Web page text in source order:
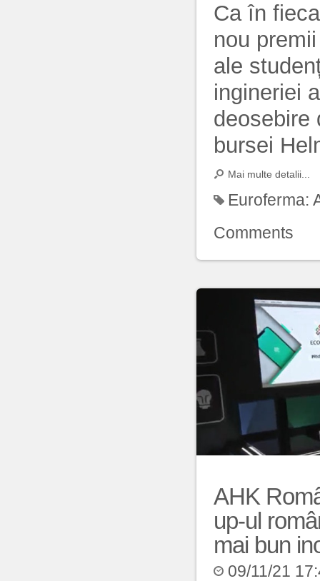
Ca în
nou
ale
ingineriei
deosebire
bursei
Mai multe detalii...
Euroferma:
Comments
AHK
up-ul
mai bun
09/11/21